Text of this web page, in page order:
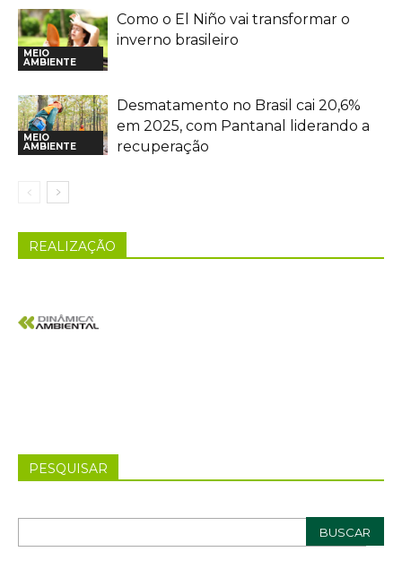
MEIO
AMBIENTE
Como o El Niño vai transformar o
inverno brasileiro
MEIO
AMBIENTE
Desmatamento no Brasil cai 20,6%
em 2025, com Pantanal liderando a
recuperação
REALIZAÇÃO
PESQUISAR